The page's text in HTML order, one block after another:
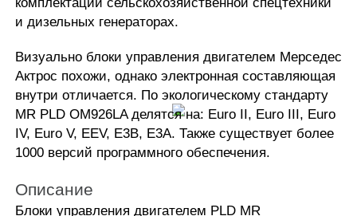
и дизельных генераторах.
Визуально блоки управления двигателем Мерседес
Актрос похожи, однако электронная составляющая
внутри отличается. По экологическому стандарту
MR PLD OM926LA делятся на: Euro II, Euro III, Euro
IV, Euro V, EEV, E3B, E3A. Также существует более
1000 версий программного обеспечения.
Описание
Блоки управления двигателем PLD MR